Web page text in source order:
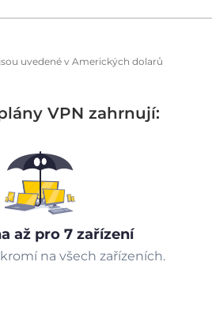
uvedené v Amerických dolarů
VPN zahrnují:
až pro 7 zařízení
na všech zařízeních.